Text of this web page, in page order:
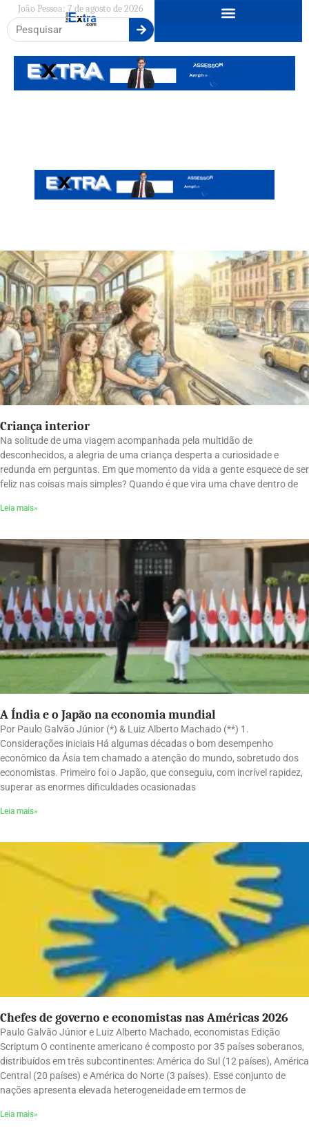
João Pessoa: 7 de agosto de 2026
Criança interior
Na solitude de uma viagem acompanhada pela multidão de
desconhecidos, a alegria de uma criança desperta a curiosidade e
redunda em perguntas. Em que momento da vida a gente esquece de ser
feliz nas coisas mais simples? Quando é que vira uma chave dentro de
Leia mais»
A Índia e o Japão na economia mundial
Por Paulo Galvão Júnior (*) & Luiz Alberto Machado (**) 1.
Considerações iniciais Há algumas décadas o bom desempenho
econômico da Ásia tem chamado a atenção do mundo, sobretudo dos
economistas. Primeiro foi o Japão, que conseguiu, com incrível rapidez,
superar as enormes dificuldades ocasionadas
Leia mais»
Chefes de governo e economistas nas Américas 2026
Paulo Galvão Júnior e Luiz Alberto Machado, economistas Edição
Scriptum O continente americano é composto por 35 países soberanos,
distribuídos em três subcontinentes: América do Sul (12 países), América
Central (20 países) e América do Norte (3 países). Esse conjunto de
nações apresenta elevada heterogeneidade em termos de
Leia mais»